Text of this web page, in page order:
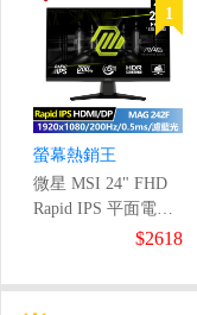
1
螢幕熱銷王
微星 MSI 24" FHD
Rapid IPS 平面電競
$2618